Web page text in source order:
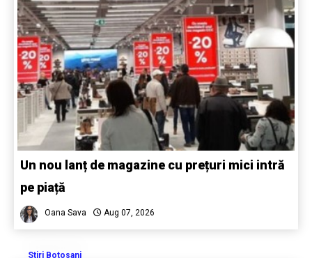
Un nou lanț de magazine cu prețuri mici intră
pe piață
Oana Sava Aug 07, 2026
Stiri Botosani